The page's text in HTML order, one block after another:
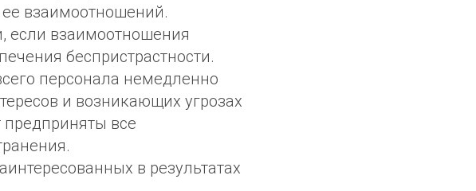
взаимоотношений.
если взаимоотношения
беспристрастности.
персонала немедленно
и возникающих угрозах
предприняты все
в результатах